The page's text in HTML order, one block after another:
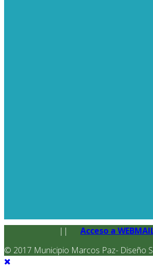
|| Acceso a
© 2017 Municipio Marcos Paz- Diseño